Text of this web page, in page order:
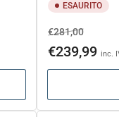
ESAURITO
Prezzo
di
€281,00Prezzo
€239,99 inc.